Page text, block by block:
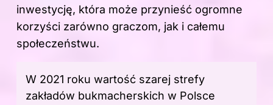
inwestycję, która może przynieść ogromne
korzyści zarówno graczom, jak i całemu
społeczeństwu.
W 2021 roku wartość szarej strefy
zakładów bukmacherskich w Polsce